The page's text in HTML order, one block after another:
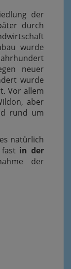
der
durch
wurde
neuer
wurde
Vor allem
aber
rund um
natürlich
in der
der